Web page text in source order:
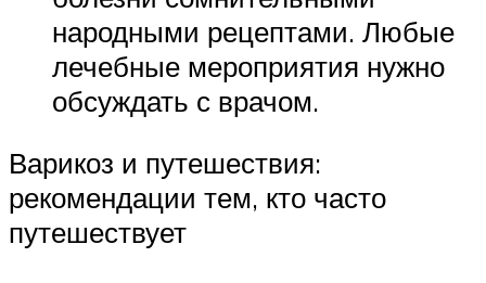
народными рецептами. Любые
лечебные мероприятия нужно
обсуждать с врачом.
Варикоз и путешествия:
рекомендации тем, кто часто
путешествует